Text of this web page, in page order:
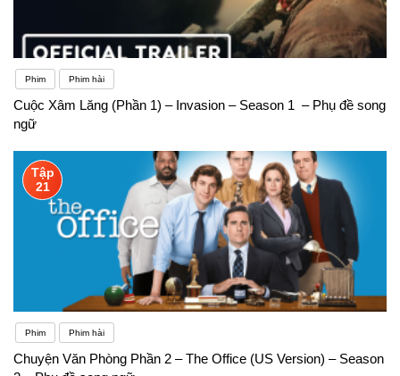
Phim Phim hài
Cuộc Xâm Lăng (Phần 1) – Invasion – Season 1 – Phụ đề song
ngữ
Tập
21
Phim Phim hài
Chuyện Văn Phòng Phần 2 – The Office (US Version) – Season